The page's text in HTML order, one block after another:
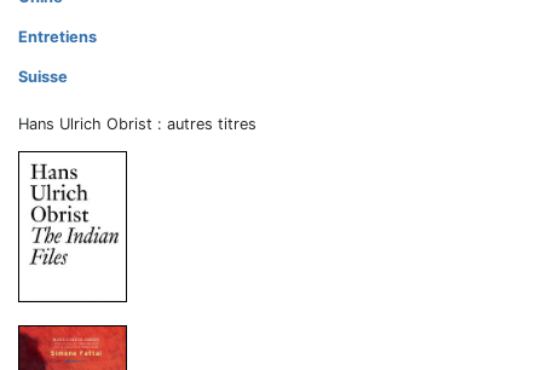
Entretiens
Suisse
Hans Ulrich Obrist : autres titres